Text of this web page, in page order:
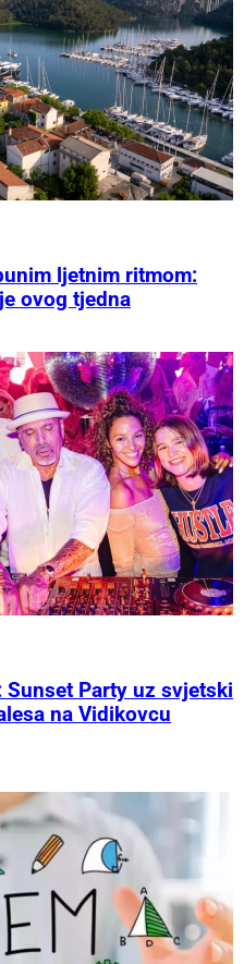
ljetnim ritmom:
ovog tjedna
Sunset Party uz svjetski
na Vidikovcu